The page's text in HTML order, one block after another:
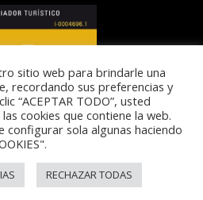
sitio web para brindarle una
recordando sus preferencias y
“ACEPTAR TODO”, usted
cookies que contiene la web.
configurar sola algunas haciendo
RECHAZAR TODAS